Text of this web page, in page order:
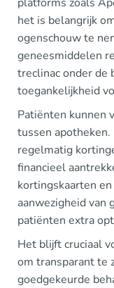
het is belangrijk
ogenschouw te
geneesmiddelen
treclinac onder de
toegankelijkheid
Patiënten kunnen
tussen
regelmatig
financieel
kortingskaarten
aanwezigheid van
patiënten extra
Het blijft cruciaal
om transparant te
goedgekeurde